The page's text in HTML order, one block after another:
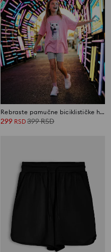
Rebraste pamučne biciklističke helanke
299 RSD 399RSD